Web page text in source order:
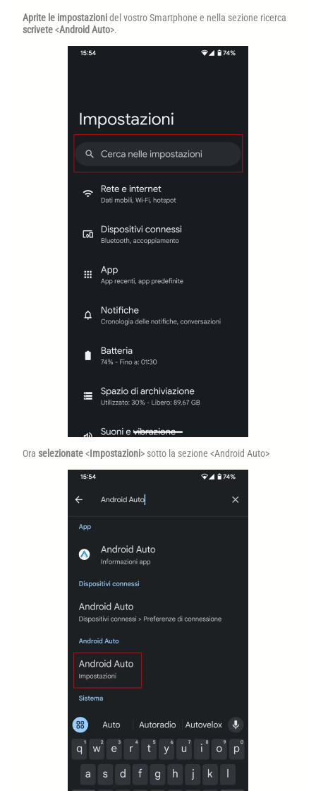
Aprite le impostazionidel vostro Smartphone e nella sezione ricerca
scrivete<Android Auto>.
Ora selezionate<Impostazioni> sotto la sezione <Android Auto>